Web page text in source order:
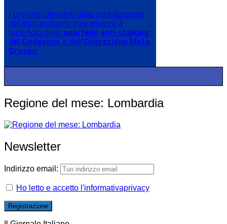
I proventi derivanti dalla pubblicazione
del libro andranno interamente a
beneficio dello sportello anti-stalking
del Codacons e dell’Operazione Mato
Grosso.
Regione del mese: Lombardia
Newsletter
Indirizzo email:
Ho letto e accetto l'informativaprivacy